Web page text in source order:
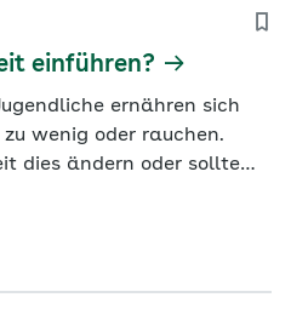
einführen?
ernähren sich
wenig oder rauchen.
dies ändern oder sollte